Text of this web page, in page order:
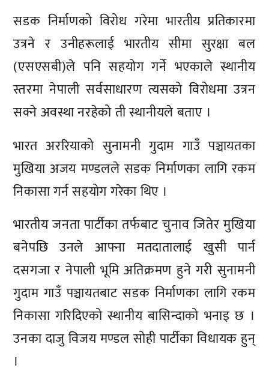
सडक निर्माणको विरोध गरेमा भारतीय प्रतिकारमा
उत्रने र उनीहरूलाई भारतीय सीमा सुरक्षा बल
(एसएसबी)ले पनि सहयोग गर्ने भएकाले स्थानीय
स्तरमा नेपाली सर्वसाधारण त्यसको विरोधमा उत्रन
सक्ने अवस्था नरहेको ती स्थानीयले बताए ।
भारत अररियाको सुनामनी गुदाम गाउँ पञ्चायतका
मुखिया अजय मण्डलले सडक निर्माणका लागि रकम
निकासा गर्न सहयोग गरेका थिए ।
भारतीय जनता पार्टीका तर्फबाट चुनाव जितेर मुखिया
बनेपछि उनले आफ्ना मतदातालाई खुसी पार्न
दसगजा र नेपाली भूमि अतिक्रमण हुने गरी सुनामनी
गुदाम गाउँ पञ्चायतबाट सडक निर्माणका लागि रकम
निकासा गरिदिएको स्थानीय बासिन्दाको भनाइ छ ।
उनका दाजु विजय मण्डल सोही पार्टीका विधायक हुन्
।